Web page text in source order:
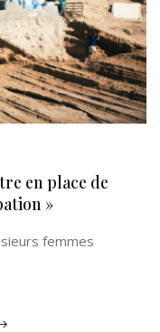
en place de
»
femmes